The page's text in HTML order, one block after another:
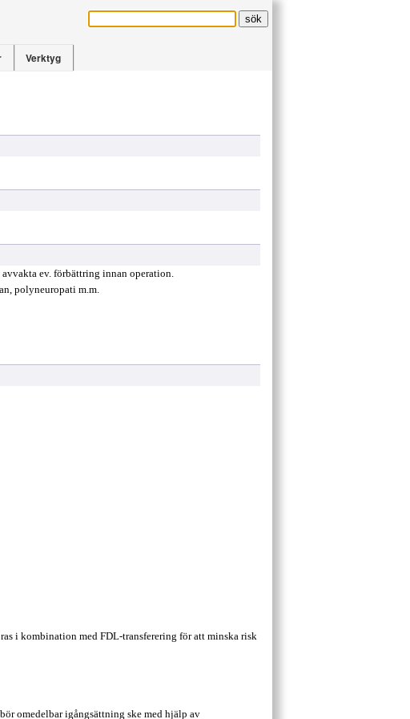
Verktyg
ev. förbättring innan operation.
polyneuropati m.m.
i kombination med FDL­-transferering för att minska risk
omedelbar igångsättning ske med hjälp av